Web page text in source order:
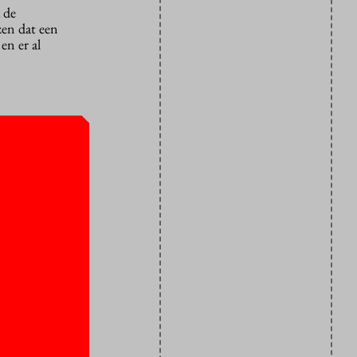
dat een
er al
deelt
dat
een
boete,
op